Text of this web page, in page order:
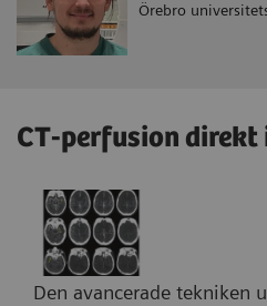
Örebro
CT-perfusion direkt
Den avancerade tekniken